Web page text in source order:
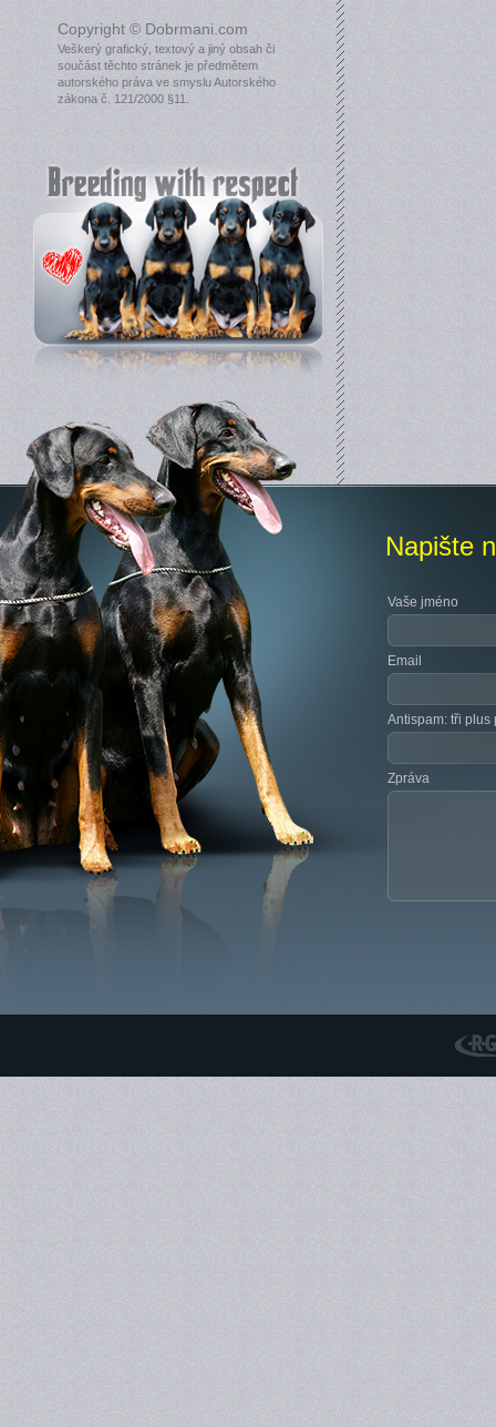
Copyright © Dobrmani.com
Veškerý grafický, textový a jiný obsah či
součást těchto stránek je předmětem
autorského práva ve smyslu Autorského
zákona č. 121/2000 §11.
Napište
Vaše jméno
Email
Antispam: tři plus
Zpráva